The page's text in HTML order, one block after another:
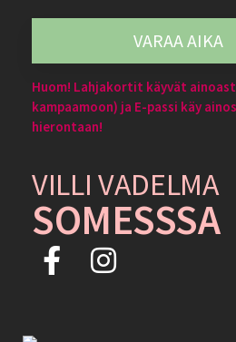
VARAA AIKA
Huom! Lahjakortit käyvät
kampaamoon) ja E-passi käy
hierontaan!
VILLI VADELMA
SOMESSSA